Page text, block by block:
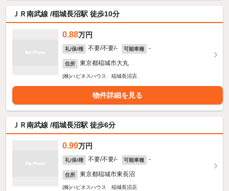
ＪＲ南武線 /稲城長沼駅 徒歩10分
0.88万円
礼/保/権 不要/不要/- 可能車種 -
住所 東京都稲城市大丸
(株)ハピネスハウス 稲城長沼店
物件詳細を見る
ＪＲ南武線 /稲城長沼駅 徒歩6分
0.99万円
礼/保/権 不要/不要/- 可能車種 -
住所 東京都稲城市東長沼
(株)ハピネスハウス 稲城長沼店